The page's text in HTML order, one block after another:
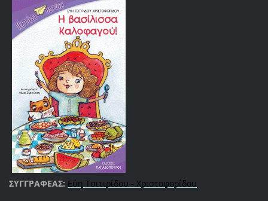
ΣΥΓΓΡΑΦΕΑΣ: Εύη Τσιτιρίδου - Χριστοφορίδου